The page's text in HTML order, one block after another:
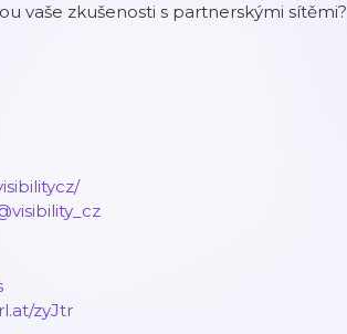
vaše zkušenosti s partnerskými sítěmi?
zyJtr